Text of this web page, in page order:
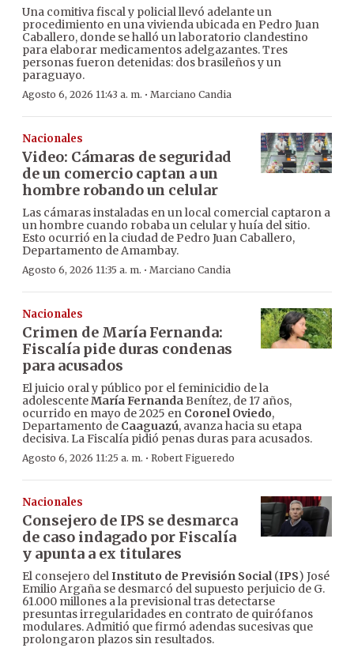
Una comitiva fiscal y policial llevó adelante un
procedimiento en una vivienda ubicada en Pedro Juan
Caballero, donde se halló un laboratorio clandestino
para elaborar medicamentos adelgazantes. Tres
personas fueron detenidas: dos brasileños y un
paraguayo.
Agosto 6, 2026 11:43 a. m. · Marciano Candia
Nacionales
Video: Cámaras de seguridad
de un comercio captan a un
hombre robando un celular
Las cámaras instaladas en un local comercial captaron a
un hombre cuando robaba un celular y huía del sitio.
Esto ocurrió en la ciudad de Pedro Juan Caballero,
Departamento de Amambay.
Agosto 6, 2026 11:35 a. m. · Marciano Candia
Nacionales
Crimen de María Fernanda:
Fiscalía pide duras condenas
para acusados
El juicio oral y público por el feminicidio de la
adolescenteMaría FernandaBenítez, de 17 años,
ocurrido en mayo de 2025 en Coronel Oviedo,
Departamento de Caaguazú, avanza hacia su etapa
decisiva. La Fiscalía pidió penas duras para acusados.
Agosto 6, 2026 11:25 a. m. · Robert Figueredo
Nacionales
Consejero de IPS se desmarca
de caso indagado por Fiscalía
y apunta a ex titulares
El consejero delInstituto de Previsión Social(IPS) José
Emilio Argaña se desmarcó del supuesto perjuicio de G.
61.000 millones a la previsional tras detectarse
presuntas irregularidades en contrato de quirófanos
modulares. Admitió que firmó adendas sucesivas que
prolongaron plazos sin resultados.